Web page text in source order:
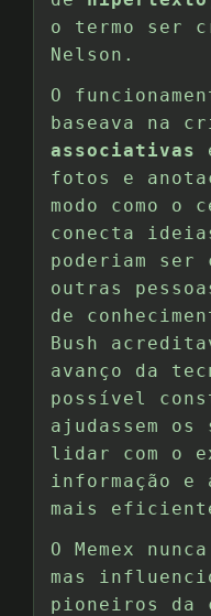
o termo ser
Nelson.
O
baseava na
associativas
fotos e
modo como o
conecta
poderiam ser
outras
de
Bush
avanço da
possível
ajudassem os
lidar com o
informação e
mais
O Memex
mas
pioneiros da